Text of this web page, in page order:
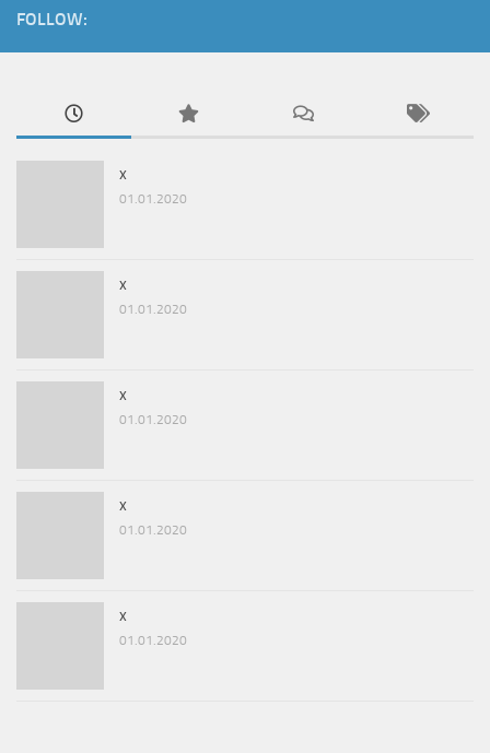
FOLLOW:
x
01.01.2020
x
01.01.2020
x
01.01.2020
x
01.01.2020
x
01.01.2020